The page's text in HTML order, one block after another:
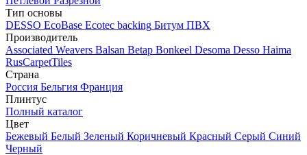
Тип основы
DESSO EcoBase Ecotec backing Битум ПВХ
Производитель
Associated Weavers Balsan Betap Bonkeel Desoma Desso Haima
RusCarpetTiles
Страна
Россия Бельгия Франция
Плинтус
Полный каталог
Цвет
Бежевый Белый Зеленый Коричневый Красный Серый Синий
Черный